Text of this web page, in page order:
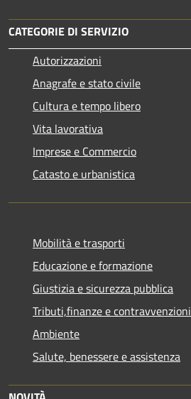
CATEGORIE DI SERVIZIO
Autorizzazioni
Anagrafe e stato civile
Cultura e tempo libero
Vita lavorativa
Imprese e Commercio
Catasto e urbanistica
Mobilità e trasporti
Educazione e formazione
Giustizia e sicurezza pubblica
Tributi,finanze e contravvenzioni
Ambiente
Salute, benessere e assistenza